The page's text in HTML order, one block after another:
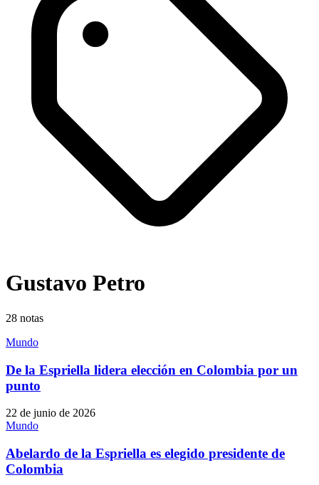
Gustavo Petro
28 notas
Mundo
De la Espriella lidera elección en Colombia por un
punto
22 de junio de 2026
Mundo
Abelardo de la Espriella es elegido presidente de
Colombia